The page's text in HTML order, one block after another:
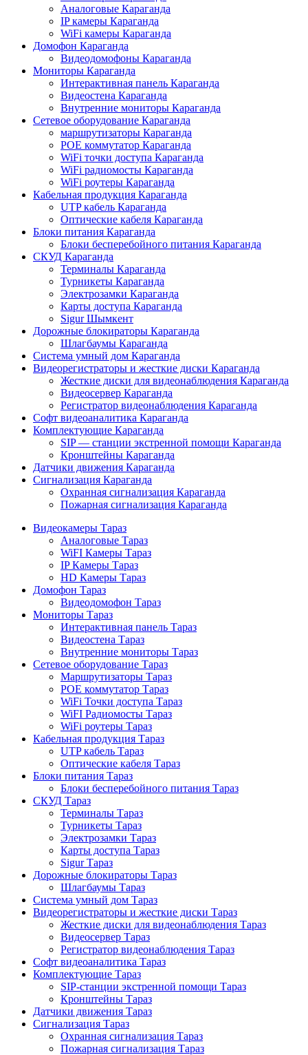
Аналоговые Караганда
IP камеры Караганда
WiFi камеры Караганда
Домофон Караганда
Видеодомофоны Караганда
Мониторы Караганда
Интерактивная панель Караганда
Видеостена Караганда
Внутренние мониторы Караганда
Сетевое оборудование Караганда
маршрутизаторы Караганда
POE коммутатор Караганда
WiFi точки доступа Караганда
WiFi радиомосты Караганда
WiFi роутеры Караганда
Кабельная продукция Караганда
UTP кабель Караганда
Оптические кабеля Караганда
Блоки питания Караганда
Блоки бесперебойного питания Караганда
СКУД Караганда
Терминалы Караганда
Турникеты Караганда
Электрозамки Караганда
Карты доступа Караганда
Sigur Шымкент
Дорожные блокираторы Караганда
Шлагбаумы Караганда
Система умный дом Караганда
Видеорегистраторы и жесткие диски Караганда
Жесткие диски для видеонаблюдения Караганда
Видеосервер Караганда
Регистратор видеонаблюдения Караганда
Софт видеоаналитика Караганда
Комплектующие Караганда
SIP — станции экстренной помощи Караганда
Кронштейны Караганда
Датчики движения Караганда
Сигнализация Караганда
Охранная сигнализация Караганда
Пожарная сигнализация Караганда
Видеокамеры Тараз
Аналоговые Тараз
WiFI Камеры Тараз
IP Камеры Тараз
HD Камеры Тараз
Домофон Тараз
Видеодомофон Тараз
Мониторы Тараз
Интерактивная панель Тараз
Видеостена Тараз
Внутренние мониторы Тараз
Сетевое оборудование Тараз
Маршрутизаторы Тараз
POE коммутатор Тараз
WiFi Точки доступа Тараз
WiFI Радиомосты Тараз
WiFi роутеры Тараз
Кабельная продукция Тараз
UTP кабель Тараз
Оптические кабеля Тараз
Блоки питания Тараз
Блоки бесперебойного питания Тараз
СКУД Тараз
Терминалы Тараз
Турникеты Тараз
Электрозамки Тараз
Карты доступа Тараз
Sigur Тараз
Дорожные блокираторы Тараз
Шлагбаумы Тараз
Система умный дом Тараз
Видеорегистраторы и жесткие диски Тараз
Жесткие диски для видеонаблюдения Тараз
Видеосервер Тараз
Регистратор видеонаблюдения Тараз
Софт видеоаналитика Тараз
Комплектующие Тараз
SIP-станции экстренной помощи Тараз
Кронштейны Тараз
Датчики движения Тараз
Сигнализация Тараз
Охранная сигнализация Тараз
Пожарная сигнализация Тараз